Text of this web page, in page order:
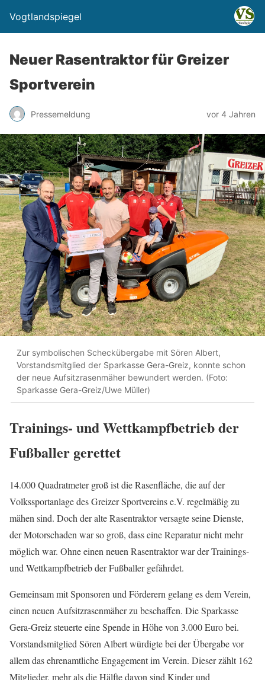
Vogtlandspiegel
Neuer Rasentraktor für Greizer
Sportverein
Pressemeldung vor 4 Jahren
Zur symbolischen Scheckübergabe mit Sören Albert,
Vorstandsmitglied der Sparkasse Gera-Greiz, konnte schon
der neue Aufsitzrasenmäher bewundert werden. (Foto:
Sparkasse Gera-Greiz/Uwe Müller)
Trainings- und Wettkampfbetrieb der
Fußballer gerettet
14.000 Quadratmeter groß ist die Rasenfläche, die auf der
Volkssportanlage des Greizer Sportvereins e.V. regelmäßig zu
mähen sind. Doch der alte Rasentraktor versagte seine Dienste,
der Motorschaden war so groß, dass eine Reparatur nicht mehr
möglich war. Ohne einen neuen Rasentraktor war der Trainings-
und Wettkampfbetrieb der Fußballer gefährdet.
Gemeinsam mit Sponsoren und Förderern gelang es dem Verein,
einen neuen Aufsitzrasenmäher zu beschaffen. Die Sparkasse
Gera-Greiz steuerte eine Spende in Höhe von 3.000 Euro bei.
Vorstandsmitglied Sören Albert würdigte bei der Übergabe vor
allem das ehrenamtliche Engagement im Verein. Dieser zählt 162
Mitglieder, mehr als die Hälfte davon sind Kinder und